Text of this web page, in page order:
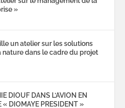
»
un atelier sur les solutions
nature dans le cadre du projet
DIOUF DANS L’AVION EN
« DIOMAYE PRESIDENT »